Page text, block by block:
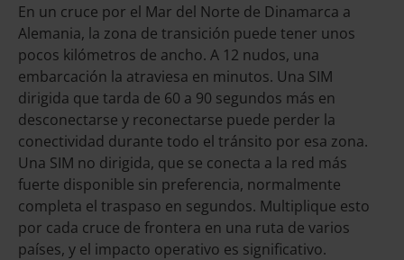
En un cruce por el Mar del Norte de Dinamarca a
Alemania, la zona de transición puede tener unos
pocos kilómetros de ancho. A 12 nudos, una
embarcación la atraviesa en minutos. Una SIM
dirigida que tarda de 60 a 90 segundos más en
desconectarse y reconectarse puede perder la
conectividad durante todo el tránsito por esa zona.
Una SIM no dirigida, que se conecta a la red más
fuerte disponible sin preferencia, normalmente
completa el traspaso en segundos. Multiplique esto
por cada cruce de frontera en una ruta de varios
países, y el impacto operativo es significativo.